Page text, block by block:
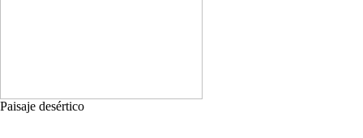
Paisaje desértico